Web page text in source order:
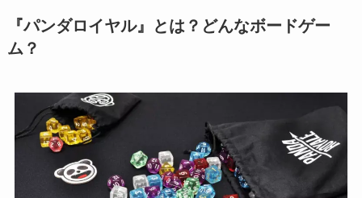
『パンダロイヤル』とは？どんなボードゲー
ム？